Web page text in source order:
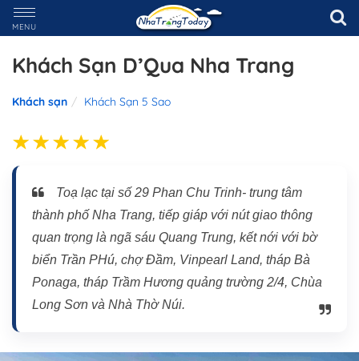
MENU
Khách Sạn D’Qua Nha Trang
Khách sạn Khách Sạn 5 Sao
Toạ lạc tại số 29 Phan Chu Trinh- trung tâm
thành phố Nha Trang, tiếp giáp với nút giao thông
quan trọng là ngã sáu Quang Trung, kết nới với bờ
biển Trần PHú, chợ Đầm, Vinpearl Land, tháp Bà
Ponaga, tháp Trầm Hương quảng trường 2/4, Chùa
Long Sơn và Nhà Thờ Núi.